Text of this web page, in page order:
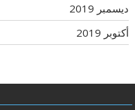
ديسمبر 2019
أكتوبر 2019